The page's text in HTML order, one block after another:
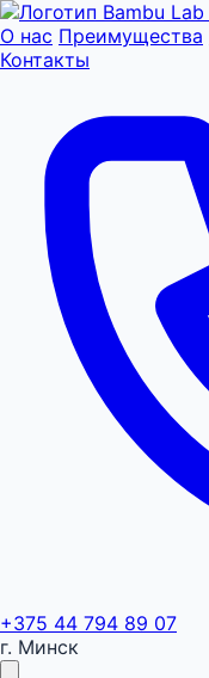
О нас Преимущества
Контакты
+375 44 794 89 07
г. Минск